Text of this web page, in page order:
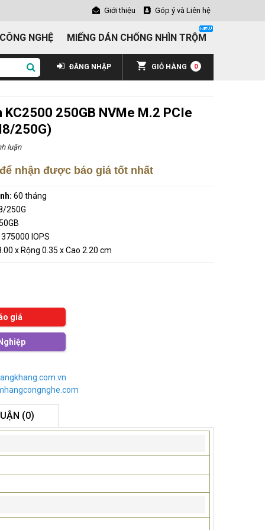
Giới thiệu Góp ý và Liên hệ
NGHỆ MIẾNG DÁN CHỐNG NHÌN TRỘM
GIỎ HÀNG 0
ĐĂNG NHẬP
KC2500 250GB NVMe M.2 PCIe
250G)
luận
nhận được báo giá tốt nhất
60 tháng
250G
IOPS
x Rộng 0.35 x Cao 2.20 cm
giá
(0)